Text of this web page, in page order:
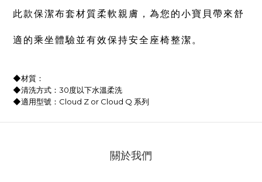
此款保潔布套材質柔軟親膚， 為您的小寶貝帶來舒
適的乘坐體驗並有效保持安全座椅整潔。
◆材質：
◆清洗方式：30度以下水溫柔洗
◆適用型號：Cloud Z or Cloud Q 系列
關於我們